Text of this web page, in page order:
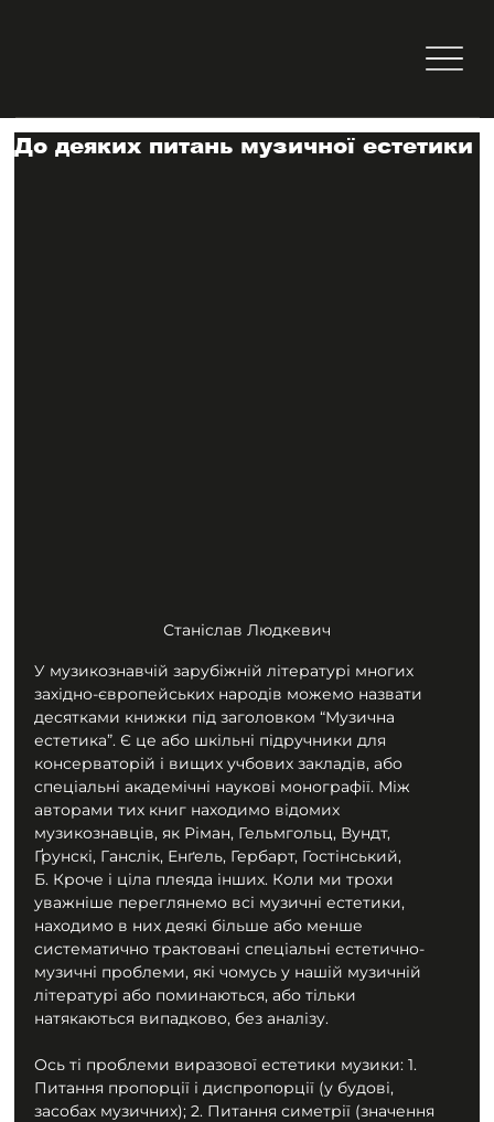
До деяких питань музичної естетики
Станіслав Людкевич
У музикознавчій зарубіжній літературі многих
західно-європейських народів можемо назвати
десятками книжки під заголовком “Музична
естетика”. Є це або шкільні підручники для
консерваторій і вищих учбових закладів, або
спеціальні академічні наукові монографії. Між
авторами тих книг находимо відомих
музикознавців, як Ріман, Гельмгольц, Вундт,
Ґрунскі, Ганслік, Енґель, Гербарт, Гостінський,
Б. Кроче і ціла плеяда інших. Коли ми трохи
уважніше переглянемо всі музичні естетики,
находимо в них деякі більше або менше
систематично трактовані спеціальні естетично-
музичні проблеми, які чомусь у нашій музичній
літературі або поминаються, або тільки
натякаються випадково, без аналізу.
Ось ті проблеми виразової естетики музики: 1.
Питання пропорції і диспропорції (у будові,
засобах музичних); 2. Питання симетрії (значення